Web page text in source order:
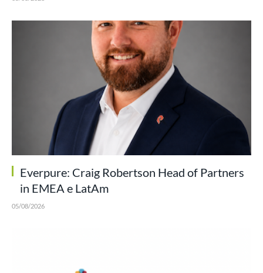
Everpure: Craig Robertson Head of Partners
in EMEA e LatAm
05/08/2026